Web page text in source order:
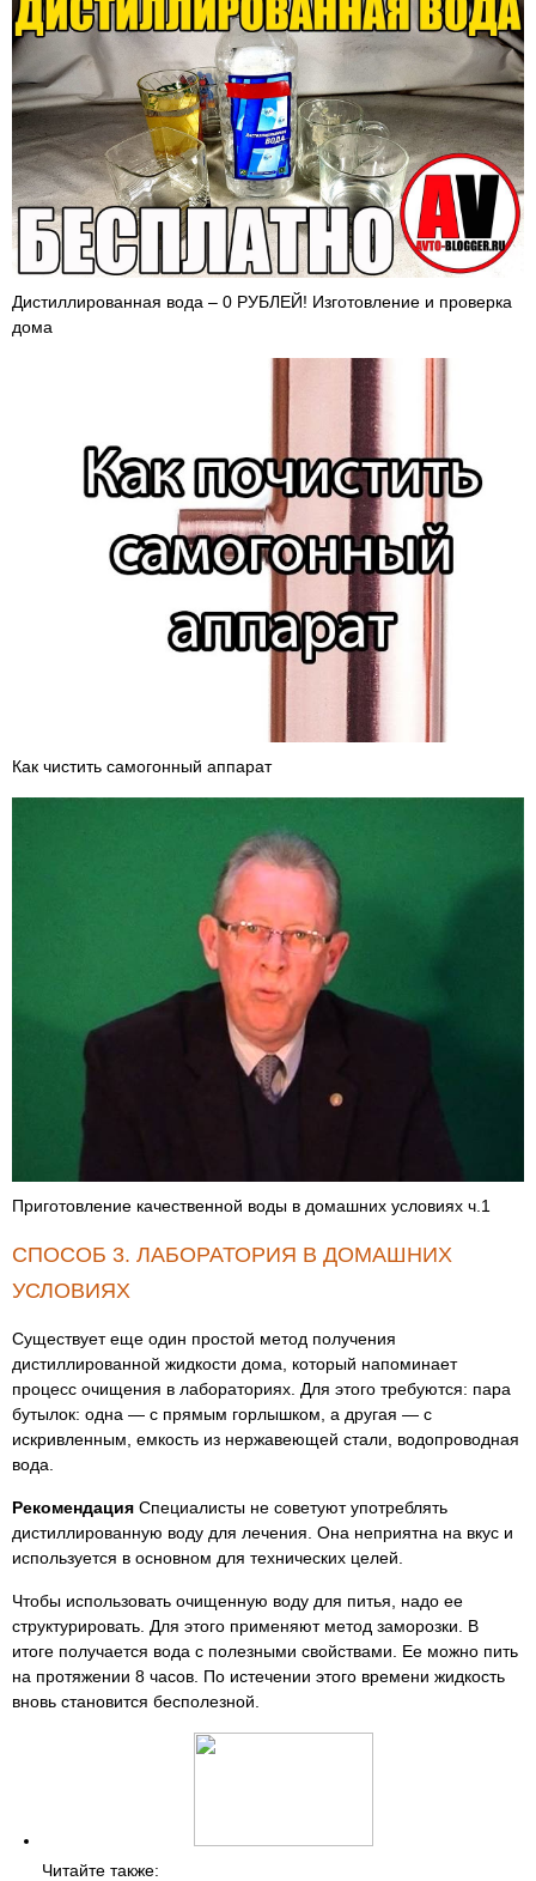
Дистиллированная вода – 0 РУБЛЕЙ! Изготовление и проверка
дома
Как чистить самогонный аппарат
Приготовление качественной воды в домашних условиях ч.1
СПОСОБ 3. ЛАБОРАТОРИЯ В ДОМАШНИХ
УСЛОВИЯХ
Существует еще один простой метод получения
дистиллированной жидкости дома, который напоминает
процесс очищения в лабораториях. Для этого требуются: пара
бутылок: одна — с прямым горлышком, а другая — с
искривленным, емкость из нержавеющей стали, водопроводная
вода.
Рекомендация Специалисты не советуют употреблять
дистиллированную воду для лечения. Она неприятна на вкус и
используется в основном для технических целей.
Чтобы использовать очищенную воду для питья, надо ее
структурировать. Для этого применяют метод заморозки. В
итоге получается вода с полезными свойствами. Ее можно пить
на протяжении 8 часов. По истечении этого времени жидкость
вновь становится бесполезной.
Читайте также: